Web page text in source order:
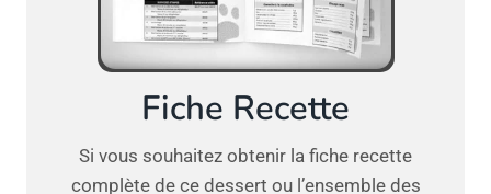
Fiche Recette
Si vous souhaitez obtenir la fiche recette
complète de ce dessert ou l’ensemble des